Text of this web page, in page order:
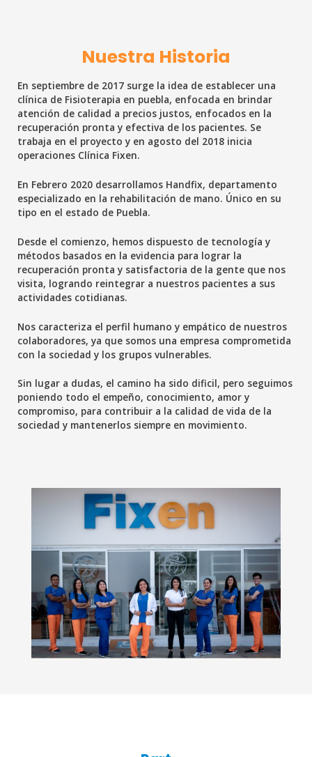
Nuestra Historia
En septiembre de 2017 surge la idea de establecer una
clínica de Fisioterapia en puebla, enfocada en brindar
atención de calidad a precios justos, enfocados en la
recuperación pronta y efectiva de los pacientes. Se
trabaja en el proyecto y en agosto del 2018 inicia
operaciones Clínica Fixen.
En Febrero 2020 desarrollamos Handfix, departamento
especializado en la rehabilitación de mano. Único en su
tipo en el estado de Puebla.
Desde el comienzo, hemos dispuesto de tecnología y
métodos basados en la evidencia para lograr la
recuperación pronta y satisfactoria de la gente que nos
visita, logrando reintegrar a nuestros pacientes a sus
actividades cotidianas.
Nos caracteriza el perfil humano y empático de nuestros
colaboradores, ya que somos una empresa comprometida
con la sociedad y los grupos vulnerables.
Sin lugar a dudas, el camino ha sido dificil, pero seguimos
poniendo todo el empeño, conocimiento, amor y
compromiso, para contribuir a la calidad de vida de la
sociedad y mantenerlos siempre en movimiento.